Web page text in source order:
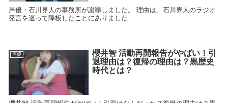
声優・石川界人の事務所が謝罪しました。 理由は、石川界人のラジオ
発言を巡って降板したことにありました
声優
櫻井智 活動再開報告がやばい！引
退理由は？復帰の理由は？黒歴史
時代とは？